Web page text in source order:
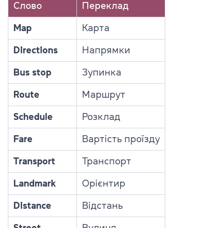
Слово Переклад
Map Карта
Directions Напрямки
Bus stop Зупинка
Route Маршрут
Schedule Розклад
Fare Вартість проїзду
Transport Транспорт
Landmark Орієнтир
Distance Відстань